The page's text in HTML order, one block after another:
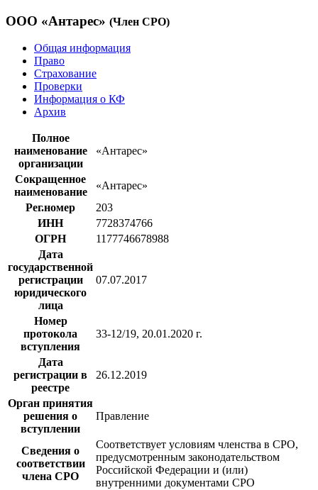
ООО «Антарес» (Член СРО)
Общая информация
Право
Страхование
Проверки
Информация о КФ
Архив
Полное
наименование
организации
«Антарес»
Сокращенное
наименование
«Антарес»
Рег.номер
203
ИНН
7728374766
ОГРН
1177746678988
Дата
государственной
регистрации
юридического
лица
07.07.2017
Номер
протокола
вступления
33-12/19, 20.01.2020 г.
Дата
регистрации в
реестре
26.12.2019
Орган принятия
решения о
вступлении
Правление
Сведения о
соответствии
члена СРО
Соответствует условиям членства в СРО,
предусмотренным законодательством
Российской Федерации и (или)
внутренними документами СРО